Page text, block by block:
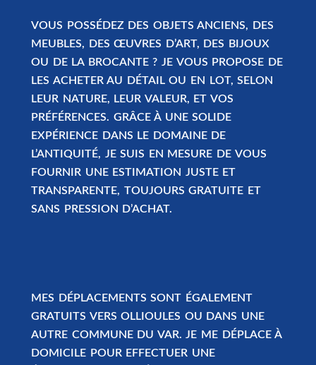
VOUS POSSÉDEZ DES OBJETS ANCIENS, DES
MEUBLES, DES ŒUVRES D’ART, DES BIJOUX
OU DE LA BROCANTE ? JE VOUS PROPOSE DE
LES ACHETER AU DÉTAIL OU EN LOT, SELON
LEUR NATURE, LEUR VALEUR, ET VOS
PRÉFÉRENCES. GRÂCE À UNE SOLIDE
EXPÉRIENCE DANS LE DOMAINE DE
L’ANTIQUITÉ, JE SUIS EN MESURE DE VOUS
FOURNIR UNE ESTIMATION JUSTE ET
TRANSPARENTE, TOUJOURSGRATUITE ET
SANS PRESSION D’ACHAT.
MES
DÉPLACEMENTS SONT ÉGALEMENT
GRATUITS VERS OLLIOULES OU DANS UNE
AUTRE COMMUNE DU VAR. JE ME DÉPLACE À
DOMICILE POUR EFFECTUER UNE